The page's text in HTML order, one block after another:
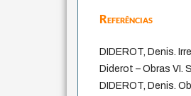
Referências
DIDEROT, Denis.
Diderot – Obras VI.
DIDEROT, Denis.